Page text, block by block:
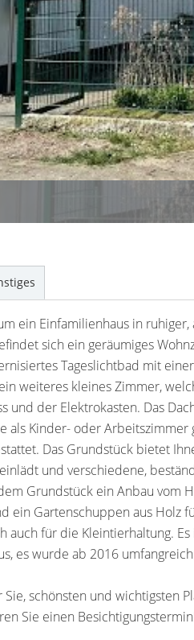
ein Einfamilienhaus in
sich ein geräumiges
Tageslichtbad mit
weiteres kleines Zimmer,
der Elektrokasten. Das
als Kinder- oder
Das Grundstück bietet
und verschiedene,
Grundstück ein Anbau vom
ein Gartenschuppen aus Holz
auch für die Kleintierhaltung.
es wurde ab 2016
schönsten und wichtigsten
Sie einen